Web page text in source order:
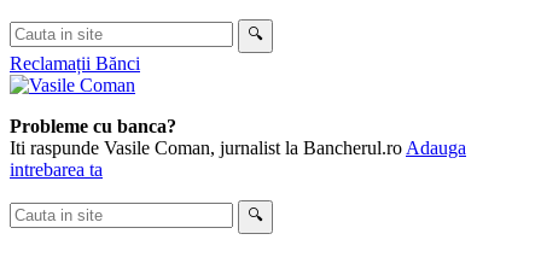
Cauta
in
site
🔍
Reclamații Bănci
Probleme cu banca?
Iti raspunde Vasile Coman, jurnalist la Bancherul.ro Adauga
intrebarea ta
Cauta
in
🔍